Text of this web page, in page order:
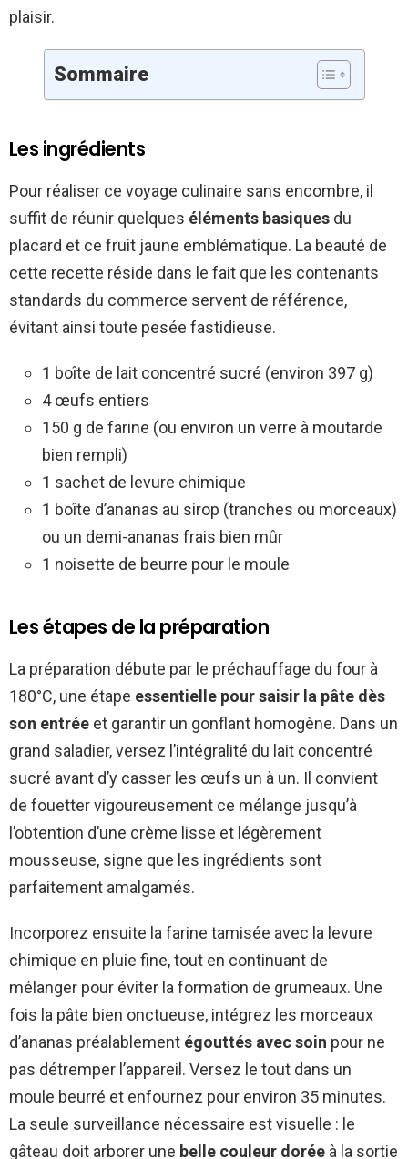
plaisir.
Sommaire
Les ingrédients
Pour réaliser ce voyage culinaire sans encombre, il
suffit de réunir quelques éléments basiques du
placard et ce fruit jaune emblématique. La beauté de
cette recette réside dans le fait que les contenants
standards du commerce servent de référence,
évitant ainsi toute pesée fastidieuse.
1 boîte de lait concentré sucré (environ 397 g)
4 œufs entiers
150 g de farine (ou environ un verre à moutarde
bien rempli)
1 sachet de levure chimique
1 boîte d’ananas au sirop (tranches ou morceaux)
ou un demi-ananas frais bien mûr
1 noisette de beurre pour le moule
Les étapes de la préparation
La préparation débute par le préchauffage du four à
180°C, une étape essentielle pour saisir la pâte dès
son entrée et garantir un gonflant homogène. Dans un
grand saladier, versez l’intégralité du lait concentré
sucré avant d’y casser les œufs un à un. Il convient
de fouetter vigoureusement ce mélange jusqu’à
l’obtention d’une crème lisse et légèrement
mousseuse, signe que les ingrédients sont
parfaitement amalgamés.
Incorporez ensuite la farine tamisée avec la levure
chimique en pluie fine, tout en continuant de
mélanger pour éviter la formation de grumeaux. Une
fois la pâte bien onctueuse, intégrez les morceaux
d’ananas préalablement égouttés avec soin pour ne
pas détremper l’appareil. Versez le tout dans un
moule beurré et enfournez pour environ 35 minutes.
La seule surveillance nécessaire est visuelle : le
gâteau doit arborer une belle couleur dorée à la sortie